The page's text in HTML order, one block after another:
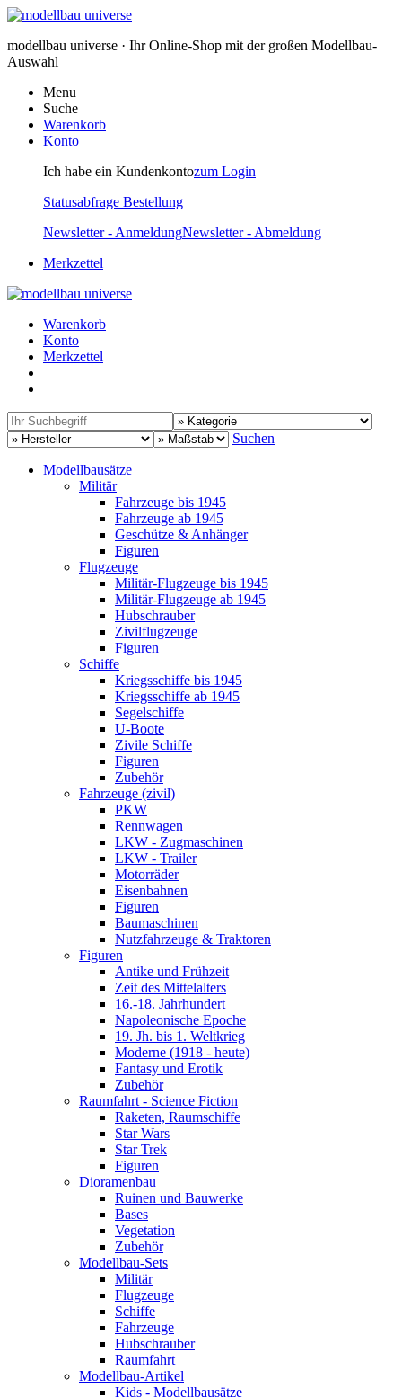
modellbau universe · Ihr Online-Shop mit der großen Modellbau-
Auswahl
Menu
Suche
Warenkorb
Konto
Ich habe ein Kundenkontozum Login
Statusabfrage Bestellung
Newsletter - AnmeldungNewsletter - Abmeldung
Merkzettel
Warenkorb
Konto
Merkzettel
Suchen
Modellbausätze
Militär
Fahrzeuge bis 1945
Fahrzeuge ab 1945
Geschütze & Anhänger
Figuren
Flugzeuge
Militär-Flugzeuge bis 1945
Militär-Flugzeuge ab 1945
Hubschrauber
Zivilflugzeuge
Figuren
Schiffe
Kriegsschiffe bis 1945
Kriegsschiffe ab 1945
Segelschiffe
U-Boote
Zivile Schiffe
Figuren
Zubehör
Fahrzeuge (zivil)
PKW
Rennwagen
LKW - Zugmaschinen
LKW - Trailer
Motorräder
Eisenbahnen
Figuren
Baumaschinen
Nutzfahrzeuge & Traktoren
Figuren
Antike und Frühzeit
Zeit des Mittelalters
16.-18. Jahrhundert
Napoleonische Epoche
19. Jh. bis 1. Weltkrieg
Moderne (1918 - heute)
Fantasy und Erotik
Zubehör
Raumfahrt - Science Fiction
Raketen, Raumschiffe
Star Wars
Star Trek
Figuren
Dioramenbau
Ruinen und Bauwerke
Bases
Vegetation
Zubehör
Modellbau-Sets
Militär
Flugzeuge
Schiffe
Fahrzeuge
Hubschrauber
Raumfahrt
Modellbau-Artikel
Kids - Modellbausätze